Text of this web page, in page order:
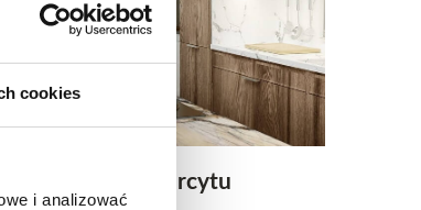
cookies
i analizować
Kwarcytu